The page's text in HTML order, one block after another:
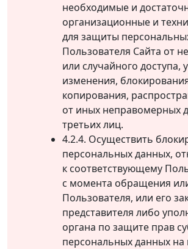
необходимые и
организационные и
для защиты
Пользователя Сайта от
или случайного доступа,
изменения,
копирования,
от иных неправомерных
третьих лиц.
4.2.4. Осуществить
персональных данных,
к соответствующему
с момента обращения
Пользователя, или его
представителя либо
органа по защите прав
персональных данных на